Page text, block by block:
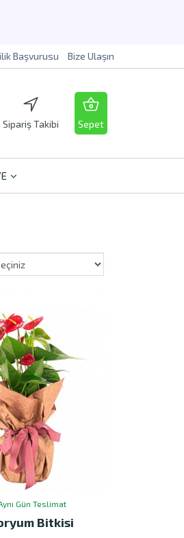
Başvurusu Bize Ulaşın
Sipariş Takibi Sepet
Gün Teslimat
Bitkisi